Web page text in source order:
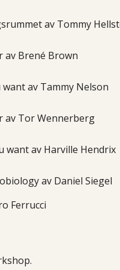
av Tommy
av Brené Brown
av Tammy Nelson
av Tor Wennerberg
want av Harville Hendrix
av Daniel Siegel
Ferrucci